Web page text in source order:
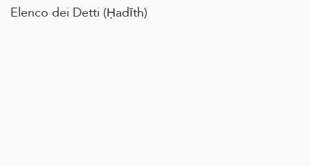
Elenco dei Detti (Ḥadīth)